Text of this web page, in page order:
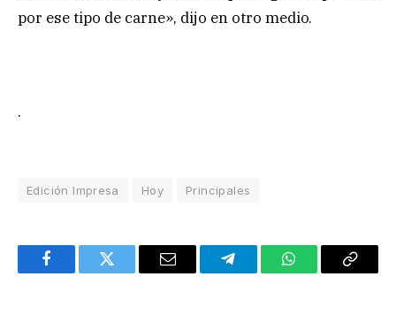
por ese tipo de carne», dijo en otro medio.
.
Edición Impresa Hoy Principales
FacebookTwitter Email TelegramWhatsAppCopy